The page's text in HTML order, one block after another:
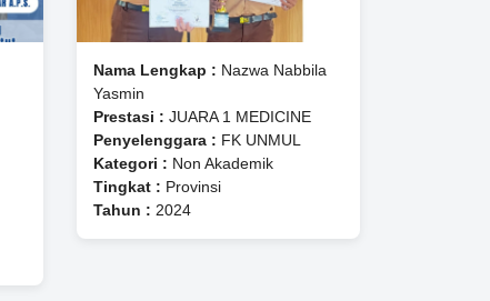
Nama Lengkap : Nazwa Nabbila
Yasmin
Prestasi : JUARA 1 MEDICINE
Penyelenggara : FK UNMUL
Kategori : Non Akademik
Tingkat : Provinsi
Tahun : 2024